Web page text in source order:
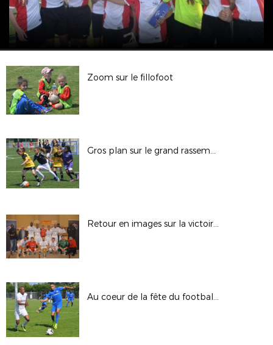
Zoom sur le fillofoot
Gros plan sur le grand rassemblement fillofoot
Retour en images sur la victoire de Torcy
Au coeur de la fête du football ultra-marin, le sacre de l'US Nett en images